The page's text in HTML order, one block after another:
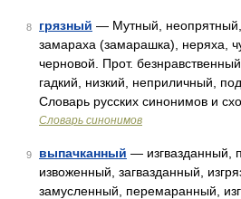
8 грязный — Мутный, неопрятный,
замараха (замарашка), неряха,
черновой. Прот.
гадкий, низкий, неприличный,
Словарь русских синонимов и
Словарь синонимов
9 выпачканный — изгвазданный,
извоженный, загвазданный,
замусленный, перемаранный,